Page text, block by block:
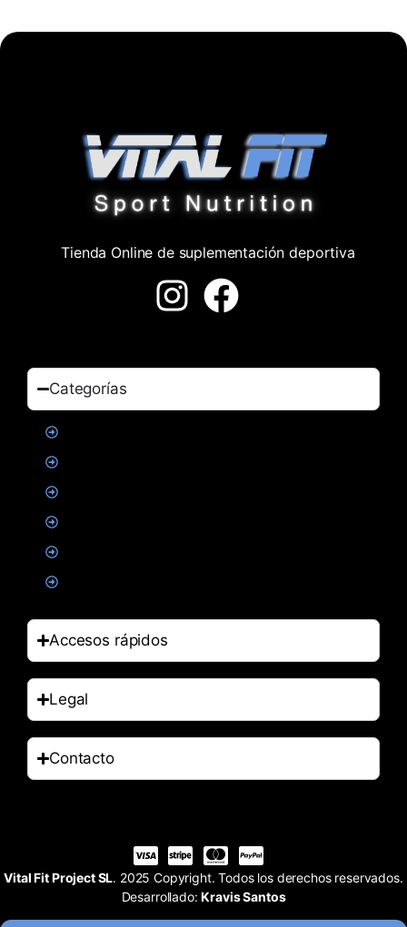
Tienda Online de suplementación deportiva
Categorías
Accesos rápidos
Legal
Contacto
Vital Fit Project SL. 2025 Copyright. Todos los derechos reservados.
Desarrollado:Kravis Santos